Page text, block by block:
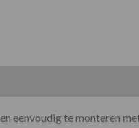
eenvoudig te monteren